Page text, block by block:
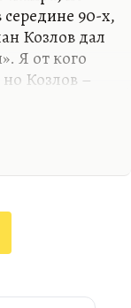
90-х,
Козлов дал
Я от кого
Козлов –
он автор
и открыл их
ответа
что это
а вот Козлов
Он